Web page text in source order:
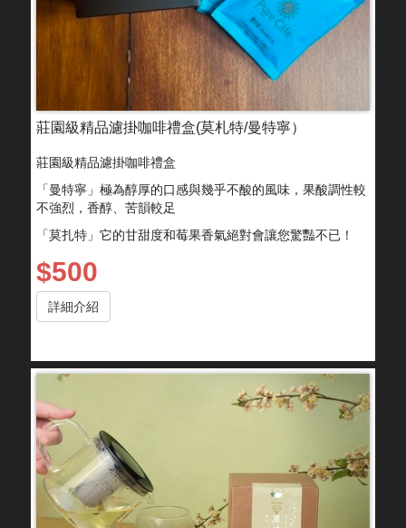
莊園級精品濾掛咖啡禮盒(莫札特/曼特寧）
莊園級精品濾掛咖啡禮盒
「曼特寧」極為醇厚的口感與幾乎不酸的風味，果酸調性較
不強烈，香醇、苦韻較足
「莫扎特」它的甘甜度和莓果香氣絕對會讓您驚豔不已！
$500
詳細介紹